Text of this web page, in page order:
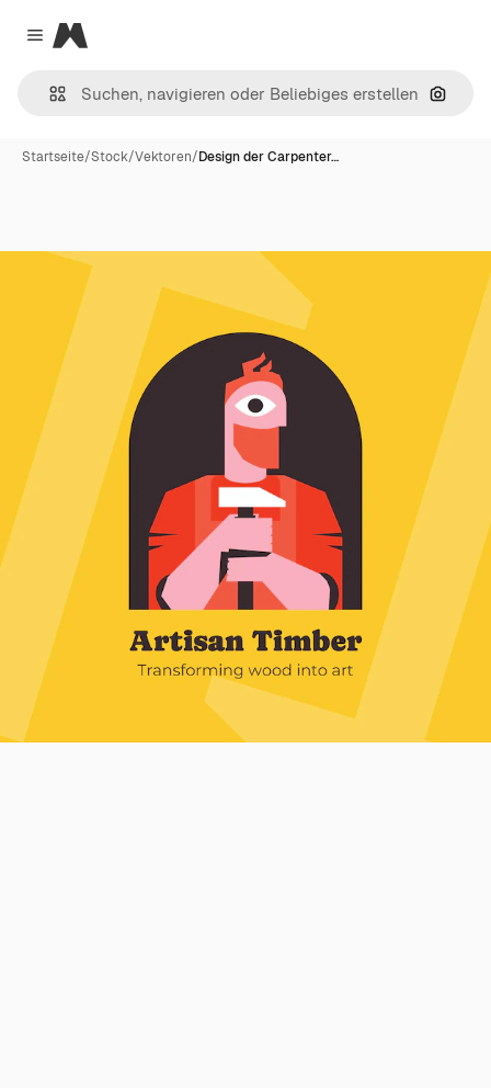
Close menu
Magnific
Nach
Startseite/Stock/Vektoren/Design der Carpenter…